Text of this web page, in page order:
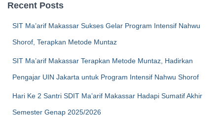
Recent Posts
SIT Ma’arif Makassar Sukses Gelar Program Intensif Nahwu
Shorof, Terapkan Metode Muntaz
SIT Ma’arif Makassar Terapkan Metode Muntaz, Hadirkan
Pengajar UIN Jakarta untuk Program Intensif Nahwu Shorof
Hari Ke 2 Santri SDIT Ma’arif Makassar Hadapi Sumatif Akhir
Semester Genap 2025/2026